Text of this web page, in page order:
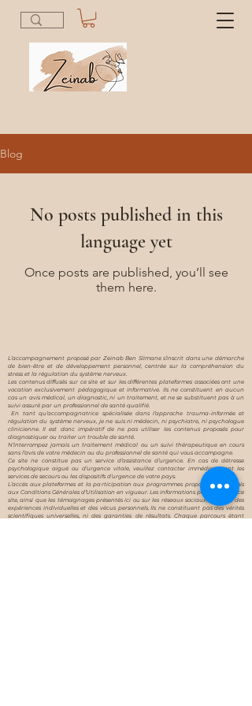
Blog
No posts published in this
language yet
Once posts are published, you’ll see
them here.
L’accompagnement proposé par Zeinab Ben Slimane s’inscrit dans une démarche
de bien-être et de développement personnel, centrée sur la compréhension du
stress et la régulation du système nerveux.
Les contenus diffusés sur ce site et sur les différentes plateformes associées ont une
vocation exclusivement pédagogique et informative. Ils ne constituent en aucun
cas un avis médical, un diagnostic, ni un traitement, et ne se substituent pas à un
suivi assuré par un professionnel de santé qualifié.
En tant qu’accompagnatrice spécialisée dans l’approche trauma-informée et
régulation du système nerveux, je ne suis ni médecin, ni psychiatre, ni psychologue
clinicienne. Il est donc impératif de ne pas utiliser les contenus proposés pour
diagnostiquer ou traiter un trouble de santé.
N’interrompez jamais un traitement médical ou un suivi thérapeutique en cours
sans l’avis de votre médecin ou du professionnel de santé qui vous accompagne.
Ce site ne constitue pas un service d’assistance d’urgence. En cas de détresse
psychologique aiguë ou d’urgence vitale, veuillez contacter immédiatement les
services de secours ou les dispositifs d’urgence de votre pays.
L’accès aux plateformes et la participation aux programmes proposés sont soumis
aux Conditions Générales d’Utilisation en vigueur. Les informations partagées sur ce
site, ainsi que les témoignages présentés ici ou sur les réseaux sociaux, reflètent des
expériences individuelles et des vécus personnels. Ils ne constituent pas des vérités
scientifiques universelles, ni des garanties de résultats. Chaque parcours étant